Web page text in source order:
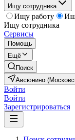
Ищу сотрудника
Ищу работу
Ищу сотрудника
Сервисы
Помощь
Ещё
Поиск
Авсюнино
Войти
Войти
Зарегистрироваться